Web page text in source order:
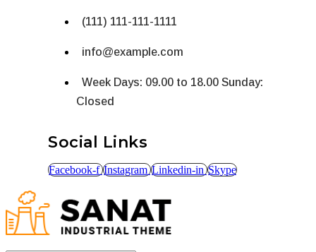
(111) 111-111-1111
info@example.com
Week Days: 09.00 to 18.00 Sunday:
Closed
Social Links
Facebook-f Instagram Linkedin-in Skype